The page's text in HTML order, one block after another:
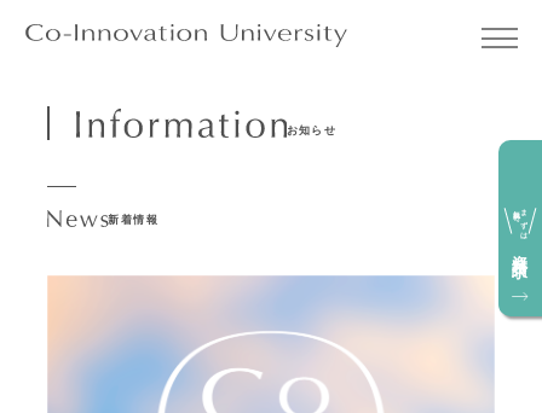
お知らせ
新着情報 まずは
無料で